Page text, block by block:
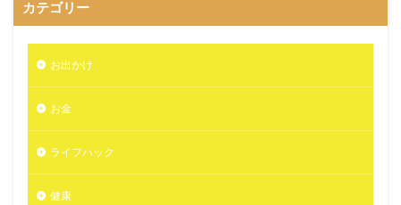
カテゴリー
お出かけ
お金
ライフハック
健康